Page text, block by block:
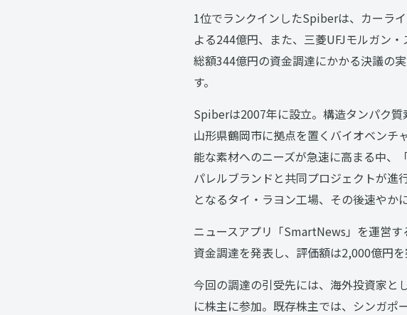
1位でランクインしたSpiberは、カーラ
よる244億円、また、三菱UFJモルガン
総額344億円の資金調達にかかる決議の
す。
Spiberは2007年に設立。構造タンパク
⼭形県鶴岡市に拠点を置くバイオベンチ
能な素材へのニーズが急速に高まる中
パレルブランドと共同プロジェクトが進
となるタイ・ラヨン工場、その後速やか
ニュースアプリ「SmartNews」を運営
資金調達を発表し、評価額は2,000億円を
今回の調達の引受先には、海外投資家
に株主に参加。既存株主では、シンガポ